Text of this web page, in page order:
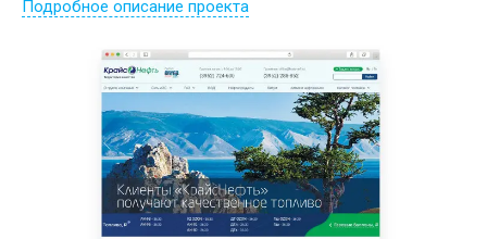
Подробное описание проекта